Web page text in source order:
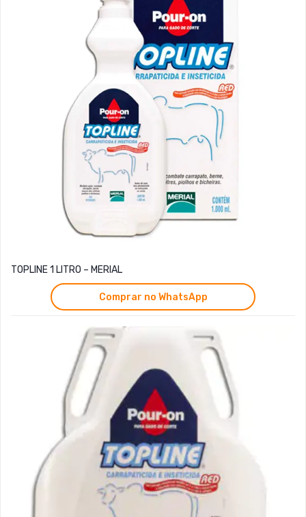
TOPLINE 1 LITRO – MERIAL
Comprar no WhatsApp